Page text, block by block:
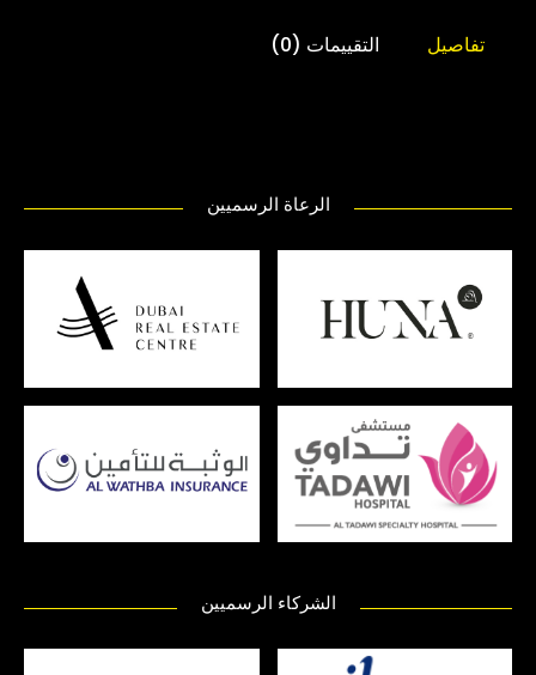
تفاصيل التقييمات (0)
الرعاة الرسميين
الشركاء الرسميين